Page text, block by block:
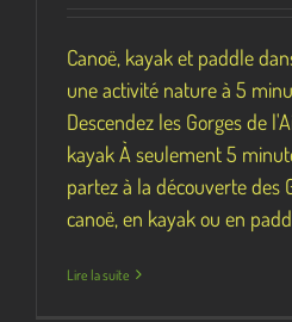
Canoë, kayak et paddle
une activité nature à 5
Descendez les Gorges de
kayak À seulement 5
partez à la découverte des
canoë, en kayak ou en
Lire la suite